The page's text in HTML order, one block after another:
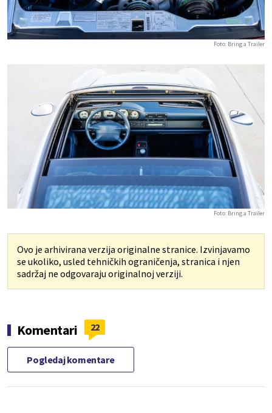
Foto: Bring a Trailer
Foto: Bring a Trailer
Ovo je arhivirana verzija originalne stranice. Izvinjavamo
se ukoliko, usled tehničkih ograničenja, stranica i njen
sadržaj ne odgovaraju originalnoj verziji.
Komentari 22
Pogledaj komentare